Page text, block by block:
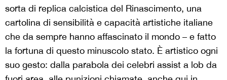
sorta di replica calcistica del Rinascimento, una
cartolina di sensibilità e capacità artistiche italiane
che da sempre hanno affascinato il mondo – e fatto
la fortuna di questo minuscolo stato. È artistico ogni
suo gesto: dalla parabola dei celebri assist a lob da